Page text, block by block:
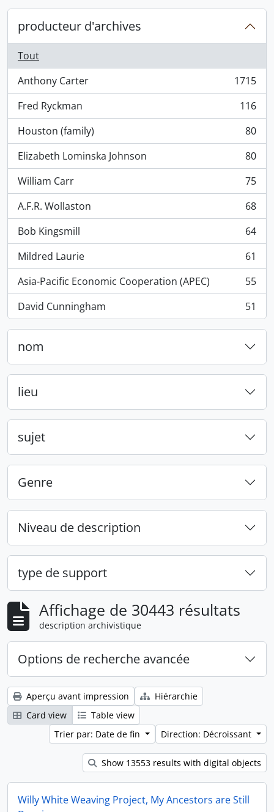
producteur d'archives
Tout
Anthony Carter
, 1715 résultats
1715
Fred Ryckman
, 116 résultats
116
Houston (family)
, 80 résultats
80
Elizabeth Lominska Johnson
, 80 résultats
80
William Carr
, 75 résultats
75
A.F.R. Wollaston
, 68 résultats
68
Bob Kingsmill
, 64 résultats
64
Mildred Laurie
, 61 résultats
61
Asia-Pacific Economic Cooperation (APEC)
, 55 résultats
55
David Cunningham
, 51 résultats 51
nom
lieu
sujet
Genre
Niveau de description
type de support
Affichage de 30443 résultats
description archivistique
Options de recherche avancée
Aperçu avant impression
Hiérarchie
Card view
Table view
Trier par: Date de fin
Direction: Décroissant
Show 13553 results with digital objects
Willy White Weaving Project, My Ancestors are Still